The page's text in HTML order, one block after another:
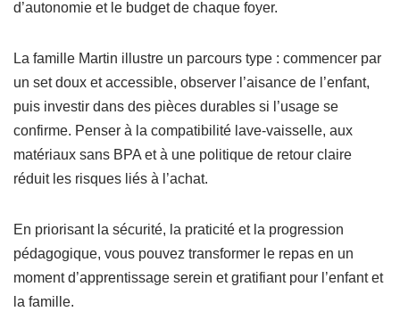
d’autonomie et le budget de chaque foyer.
La famille Martin illustre un parcours type : commencer par
un set doux et accessible, observer l’aisance de l’enfant,
puis investir dans des pièces durables si l’usage se
confirme. Penser à la compatibilité lave-vaisselle, aux
matériaux sans BPA et à une politique de retour claire
réduit les risques liés à l’achat.
En priorisant la sécurité, la praticité et la progression
pédagogique, vous pouvez transformer le repas en un
moment d’apprentissage serein et gratifiant pour l’enfant et
la famille.